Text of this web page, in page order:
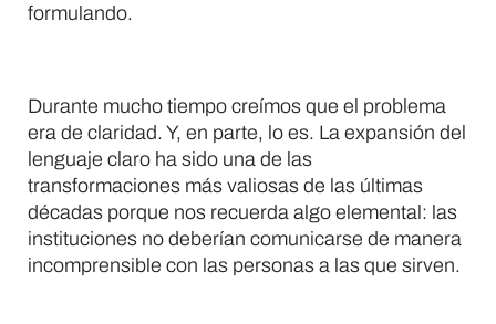
formulando.
Durante mucho tiempo creímos que el problema
era de claridad. Y, en parte, lo es. La expansión del
lenguaje claro ha sido una de las
transformaciones más valiosas de las últimas
décadas porque nos recuerda algo elemental: las
instituciones no deberían comunicarse de manera
incomprensible con las personas a las que sirven.